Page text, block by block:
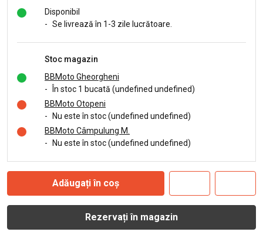
Disponibil
- Se livrează în 1-3 zile lucrătoare.
Stoc magazin
BBMoto Gheorgheni
-
În stoc 1 bucată (undefined undefined)
BBMoto Otopeni
-
Nu este în stoc (undefined undefined)
BBMoto Câmpulung M.
-
Nu este în stoc (undefined undefined)
Adăugați în coș
Rezervați în magazin